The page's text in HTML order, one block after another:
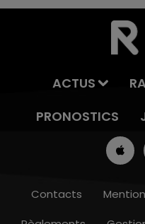
ACTUS
PRONOSTICS
Contacts